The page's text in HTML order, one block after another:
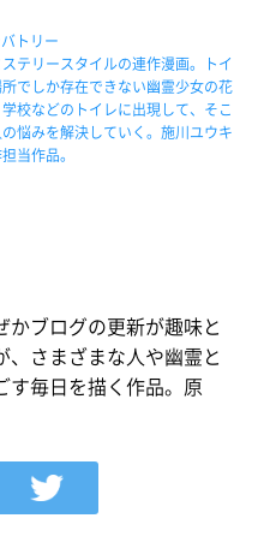
トリー
テリースタイルの連作漫画。トイ
でしか存在できない幽霊少女の花
校などのトイレに出現して、そこ
悩みを解決していく。施川ユウキ
当作品。
かブログの更新が趣味と
、さまざまな人や幽霊と
す毎日を描く作品。原